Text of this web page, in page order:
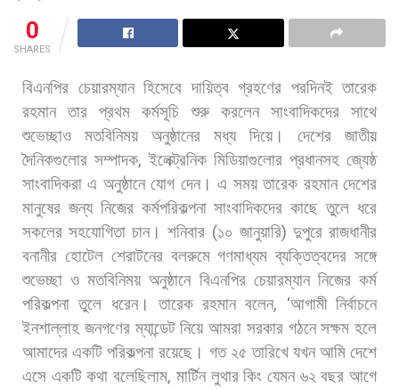
0
SHARES
বিএনপির চেয়ারম্যান হিসেবে দায়িত্ব গ্রহণের পরদিনই তারেক
রহমান
তার প্রথম কর্মসূচি শুরু করলেন সাংবাদিকদের
সাথে
শুভেচ্ছাও
মতবিনিময় অনুষ্ঠানের মধ্য দিয়ে। দেশের
জাতীয়
দৈনিকগুলোর সম্পাদক,ইলেক্ট্রনিক মিডিয়াগুলোর প্রধানসহ জ্যেষ্ঠ
সাংবাদিকরা এ অনুষ্ঠানে যোগ দেন। এ সময় তারেক রহমান দেশের
মানুষের জন্য নিজের কর্মপরিকল্পনা সাংবাদিকদের কাছে তুলে ধরে
সকলের সহযোগিতা চান। শনিবার (১০ জানুয়ারি) দুপুরে রাজধানীর
বনানীর হোটেল শেরাটনের বলরুমে গণমাধ্যম ব্যক্তিত্বদের সঙ্গে
শুভেচ্ছা ও মতবিনিময় অনুষ্ঠানে বিএনপির চেয়ারম্যান নিজের কর্ম
পরিকল্পনা তুলে ধরেন। তারেক রহমান বলেন, ‘আগামী নির্বাচনে
ইনশাল্লাহ জনগণের ম্যান্ডেট নিয়ে আমরা সরকার গঠনে সক্ষম হলে
আমাদের একটি পরিকল্পনা রয়েছে। গত ২৫ তারিখে যখন আমি দেশে
এসে একটি কথা বলেছিলাম, মার্টিন লুথার কিং যেমন ৬২ বছর আগে